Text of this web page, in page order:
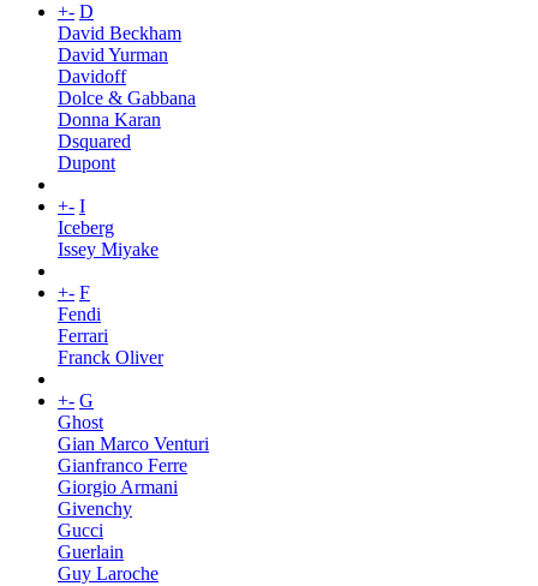
+- D
David Beckham
David Yurman
Davidoff
Dolce & Gabbana
Donna Karan
Dsquared
Dupont
+- I
Iceberg
Issey Miyake
+- F
Fendi
Ferrari
Franck Oliver
+- G
Ghost
Gian Marco Venturi
Gianfranco Ferre
Giorgio Armani
Givenchy
Gucci
Guerlain
Guy Laroche